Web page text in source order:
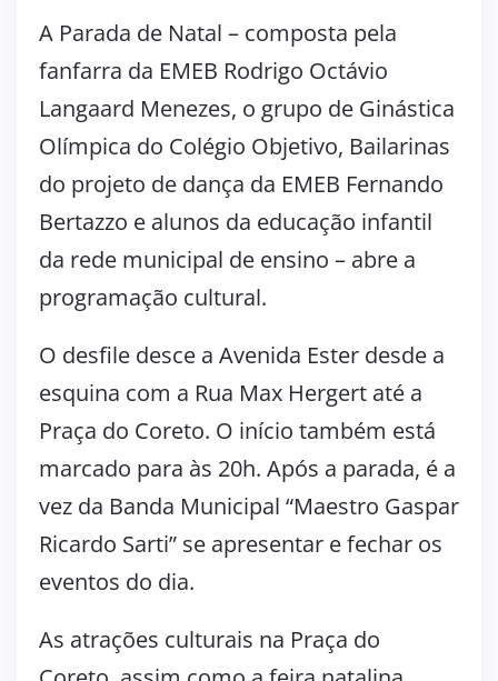
A Parada de Natal – composta pela
fanfarra da EMEB Rodrigo Octávio
Langaard Menezes, o grupo de Ginástica
Olímpica do Colégio Objetivo, Bailarinas
do projeto de dança da EMEB Fernando
Bertazzo e alunos da educação infantil
da rede municipal de ensino – abre a
programação cultural.
O desfile desce a Avenida Ester desde a
esquina com a Rua Max Hergert até a
Praça do Coreto. O início também está
marcado para às 20h. Após a parada, é a
vez da Banda Municipal “Maestro Gaspar
Ricardo Sarti” se apresentar e fechar os
eventos do dia.
As atrações culturais na Praça do